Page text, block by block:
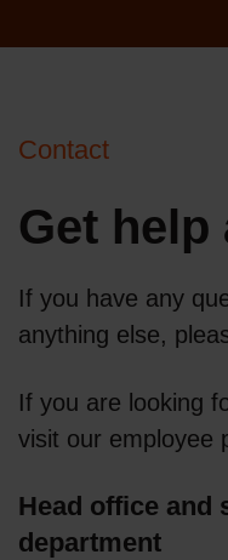
Contact
Get help
If you have any
anything else,
If you are looking
visit our employee
Head office and
department